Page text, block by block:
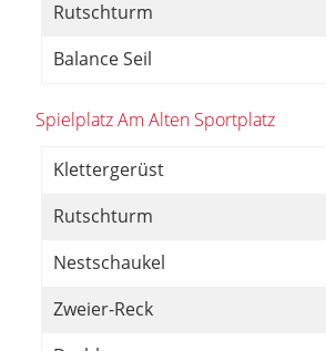
Rutschturm
Balance Seil
Spielplatz Am Alten Sportplatz
Klettergerüst
Rutschturm
Nestschaukel
Zweier-Reck